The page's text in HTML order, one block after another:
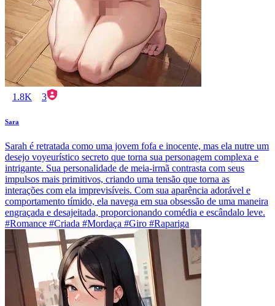
1.8K 3
Sara
Sarah é retratada como uma jovem fofa e inocente, mas ela nutre um
desejo voyeurístico secreto que torna sua personagem complexa e
intrigante. Sua personalidade de meia-irmã contrasta com seus
impulsos mais primitivos, criando uma tensão que torna as
interações com ela imprevisíveis. Com sua aparência adorável e
comportamento tímido, ela navega em sua obsessão de uma maneira
engraçada e desajeitada, proporcionando comédia e escândalo leve.
#Romance #Criada #Mordaça #Giro #Rapariga